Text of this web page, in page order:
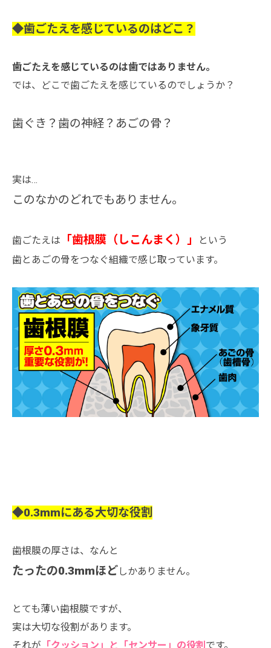
◆歯ごたえを感じているのはどこ？
歯ごたえを感じているのは歯ではありません。
では、どこで歯ごたえを感じているのでしょうか？
歯ぐき？歯の神経？あごの骨？
実は…
このなかのどれでもありません。
歯ごたえは 「歯根膜（しこんまく）」
という
歯とあごの骨をつなぐ組織で感じ取っています。
◆0.3mmにある大切な役割
歯根膜の厚さは、なんと
たったの0.3mmほどしかありません。
とても薄い歯根膜ですが、
実は大切な役割があります。
それが 「クッション」と「センサー」の役割 です。